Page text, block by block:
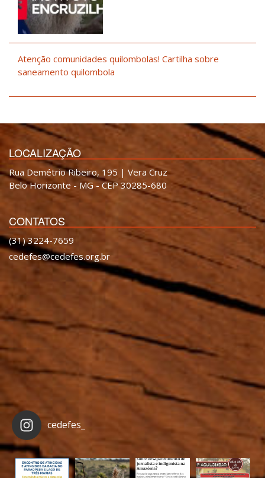
Atenção comunidades quilombolas! Cartilha sobre
saneamento quilombola
LOCALIZAÇÃO
Rua Demétrio Ribeiro, 195 | Vera Cruz
Belo Horizonte - MG - CEP 30285-680
CONTATOS
(31) 3224-7659
cedefes@cedefes.org.br
cedefes_